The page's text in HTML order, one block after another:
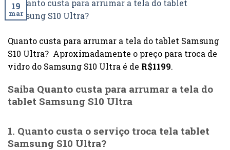
19
mar
Quanto custa para arrumar a tela do tablet Samsung
S10 Ultra? Aproximadamente o preço para troca de
vidro do Samsung S10 Ultra é de R$1199.
Saiba Quanto custa para arrumar a tela do
tablet Samsung S10 Ultra
1. Quanto custa o serviço troca tela tablet
Samsung S10 Ultra?